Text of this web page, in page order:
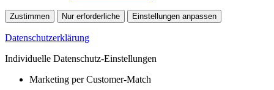
Zustimmen Nur erforderliche Einstellungen anpassen
Datenschutzerklärung
Individuelle Datenschutz-Einstellungen
Marketing per Customer-Match